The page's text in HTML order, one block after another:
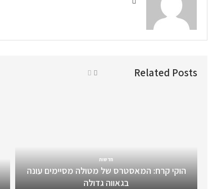
Related Posts
חדשות
הוקי קרח: המאסטרס של מטולה מסיימים עונה
בגאווה גדולה